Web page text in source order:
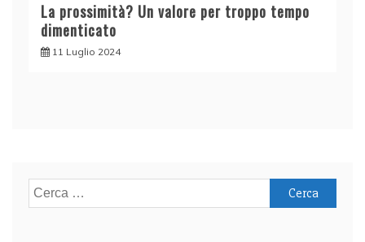
La prossimità? Un valore per troppo tempo
dimenticato
11 Luglio 2024
Ricerca
per: